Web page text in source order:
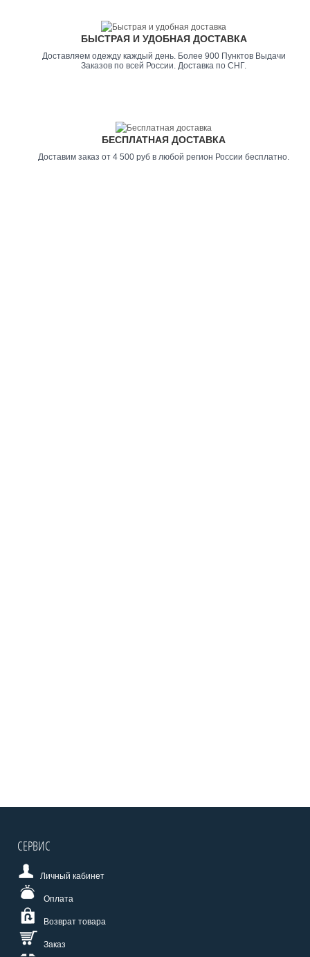
БЫСТРАЯ И УДОБНАЯ ДОСТАВКА
Доставляем одежду каждый день. Более 900 Пунктов Выдачи
Заказов по всей России. Доставка по СНГ.
БЕСПЛАТНАЯ ДОСТАВКА
Доставим заказ от 4 500 руб в любой регион России бесплатно.
СЕРВИС
Личный кабинет
Оплата
Возврат товара
Заказ